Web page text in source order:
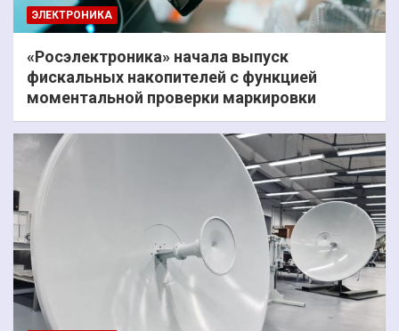
ЭЛЕКТРОНИКА
«Росэлектроника» начала выпуск
фискальных накопителей с функцией
моментальной проверки маркировки